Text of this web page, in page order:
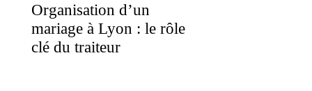
Organisation d’un
mariage à Lyon : le rôle
clé du traiteur